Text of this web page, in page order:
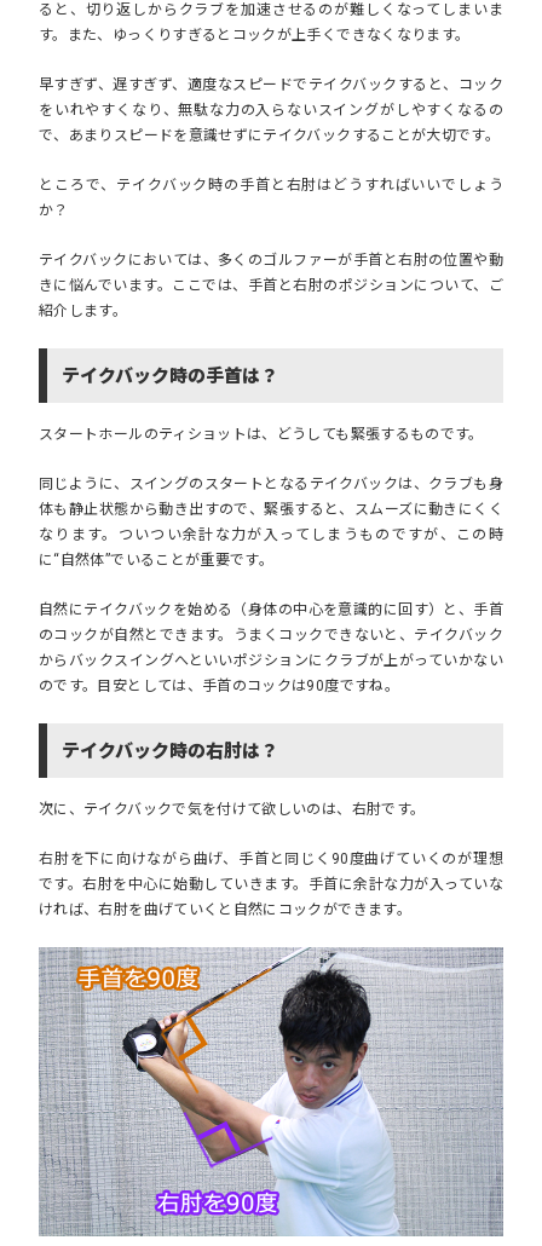
ると、切り返しからクラブを加速させるのが難しくなってしまいま
す。また、ゆっくりすぎるとコックが上手くできなくなります。
早すぎず、遅すぎず、適度なスピードでテイクバックすると、コック
をいれやすくなり、無駄な力の入らないスイングがしやすくなるの
で、あまりスピードを意識せずにテイクバックすることが大切です。
ところで、テイクバック時の手首と右肘はどうすればいいでしょう
か？
テイクバックにおいては、多くのゴルファーが手首と右肘の位置や動
きに悩んでいます。ここでは、手首と右肘のポジションについて、ご
紹介します。
テイクバック時の手首は？
スタートホールのティショットは、どうしても緊張するものです。
同じように、スイングのスタートとなるテイクバックは、クラブも身
体も静止状態から動き出すので、緊張すると、スムーズに動きにくく
なります。ついつい余計な力が入ってしまうものですが、この時
に“自然体”でいることが重要です。
自然にテイクバックを始める（身体の中心を意識的に回す）と、手首
のコックが自然とできます。うまくコックできないと、テイクバック
からバックスイングへといいポジションにクラブが上がっていかない
のです。目安としては、手首のコックは90度ですね。
テイクバック時の右肘は？
次に、テイクバックで気を付けて欲しいのは、右肘です。
右肘を下に向けながら曲げ、手首と同じく90度曲げていくのが理想
です。右肘を中心に始動していきます。手首に余計な力が入っていな
ければ、右肘を曲げていくと自然にコックができます。